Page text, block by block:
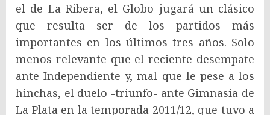
el de La Ribera, el Globo jugará un clásico
que resulta ser de los partidos más
importantes en los últimos tres años. Solo
menos relevante que el reciente desempate
ante Independiente y, mal que le pese a los
hinchas, el duelo -triunfo- ante Gimnasia de
La Plata en la temporada 2011/12, que tuvo a